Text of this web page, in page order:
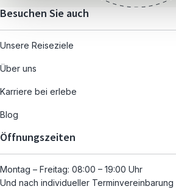
Besuchen Sie auch
Unsere Reiseziele
Über uns
Karriere bei erlebe
Blog
Öffnungszeiten
Montag – Freitag: 08:00 – 19:00 Uhr
Und nach individueller Terminvereinbarung